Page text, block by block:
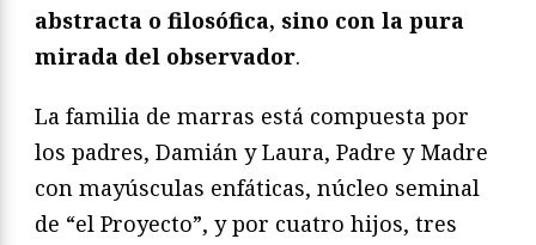
abstracta o filosófica, sino con la pura
mirada del observador.
La familia de marras está compuesta por
los padres, Damián y Laura, Padre y Madre
con mayúsculas enfáticas, núcleo seminal
de “el Proyecto”, y por cuatro hijos, tres